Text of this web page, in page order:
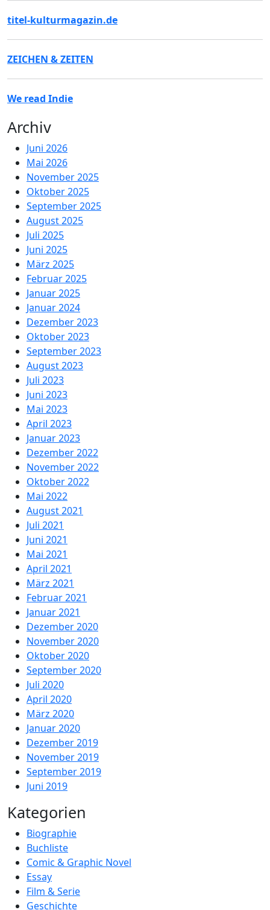
titel-kulturmagazin.de
ZEICHEN & ZEITEN
We read Indie
Archiv
Juni 2026
Mai 2026
November 2025
Oktober 2025
September 2025
August 2025
Juli 2025
Juni 2025
März 2025
Februar 2025
Januar 2025
Januar 2024
Dezember 2023
Oktober 2023
September 2023
August 2023
Juli 2023
Juni 2023
Mai 2023
April 2023
Januar 2023
Dezember 2022
November 2022
Oktober 2022
Mai 2022
August 2021
Juli 2021
Juni 2021
Mai 2021
April 2021
März 2021
Februar 2021
Januar 2021
Dezember 2020
November 2020
Oktober 2020
September 2020
Juli 2020
April 2020
März 2020
Januar 2020
Dezember 2019
November 2019
September 2019
Juni 2019
Kategorien
Biographie
Buchliste
Comic & Graphic Novel
Essay
Film & Serie
Geschichte